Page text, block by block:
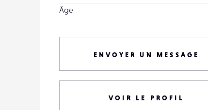
Âge
ENVOYER UN MESSAGE
VOIR LE PROFIL